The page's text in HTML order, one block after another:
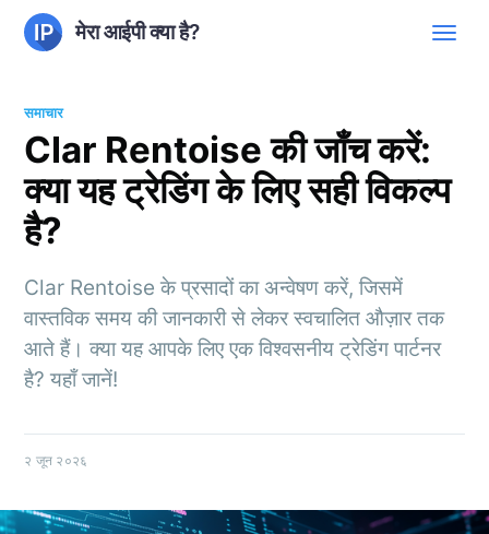
मेरा आईपी क्या है?
समाचार
Clar Rentoise की जाँच करें:
क्या यह ट्रेडिंग के लिए सही विकल्प
है?
Clar Rentoise के प्रसादों का अन्वेषण करें, जिसमें
वास्तविक समय की जानकारी से लेकर स्वचालित औज़ार तक
आते हैं। क्या यह आपके लिए एक विश्वसनीय ट्रेडिंग पार्टनर
है? यहाँ जानें!
२ जून २०२६